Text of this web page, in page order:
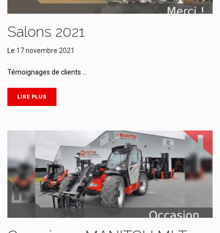
Salons 2021
Le 17 novembre 2021
Témoignages de clients …
LIRE PLUS